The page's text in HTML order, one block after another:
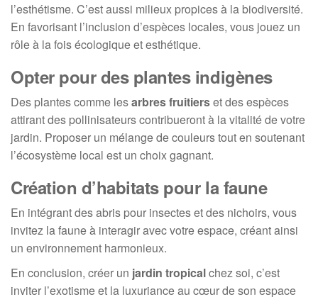
l’esthétisme. C’est aussi milieux propices à la biodiversité.
En favorisant l’inclusion d’espèces locales, vous jouez un
rôle à la fois écologique et esthétique.
Opter pour des plantes indigènes
Des plantes comme lesarbres fruitierset des espèces
attirant des pollinisateurs contribueront à la vitalité de votre
jardin. Proposer un mélange de couleurs tout en soutenant
l’écosystème local est un choix gagnant.
Création d’habitats pour la faune
En intégrant des abris pour insectes et des nichoirs, vous
invitez la faune à interagir avec votre espace, créant ainsi
un environnement harmonieux.
En conclusion, créer un jardin tropicalchez soi, c’est
inviter l’exotisme et la luxuriance au cœur de son espace